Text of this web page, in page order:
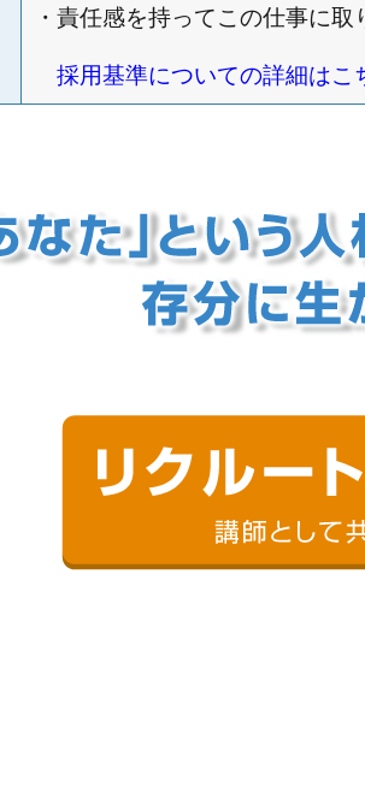
・責任感を持ってこの仕事に
採用基準についての詳細はこ